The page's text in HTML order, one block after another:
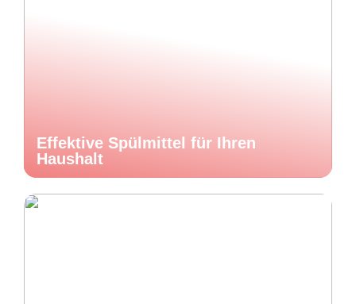
Effektive Spülmittel für Ihren
Haushalt